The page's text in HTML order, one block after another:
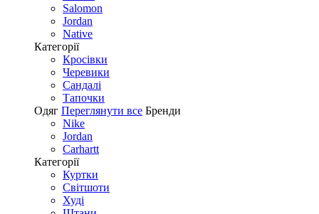
Salomon
Jordan
Native
Категорії
Кросівки
Черевики
Сандалі
Tапочки
Одяг Переглянути все Бренди
Nike
Jordan
Carhartt
Категорії
Куртки
Світшоти
Худі